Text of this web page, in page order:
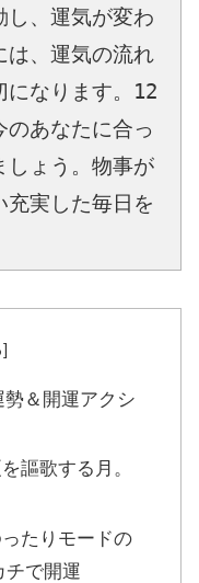
し、運気が変わ
は、運気の流れ
になります。12
あなたに合っ
しょう。物事が
充実した毎日を
勢＆開運アクシ
謳歌する月。
たりモードの
チで開運